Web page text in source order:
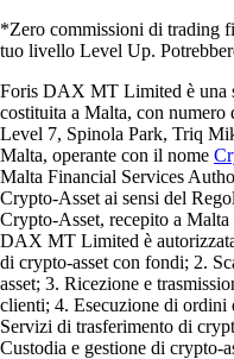
*Zero commissioni di trading
tuo livello Level Up.
Foris DAX MT Limited è una
costituita a Malta, con numero
Level 7, Spinola Park, Triq
Malta, operante con il nome
Malta Financial Services
Crypto-Asset ai sensi del
Crypto-Asset, recepito a
DAX MT Limited è
di crypto-asset con fondi; 2.
asset; 3. Ricezione e
clienti; 4. Esecuzione di ordini
Servizi di trasferimento di
Custodia e gestione di crypto-